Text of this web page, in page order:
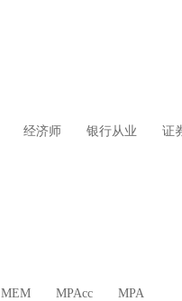
经济师 银行从业 证
MEM MPAcc MPA